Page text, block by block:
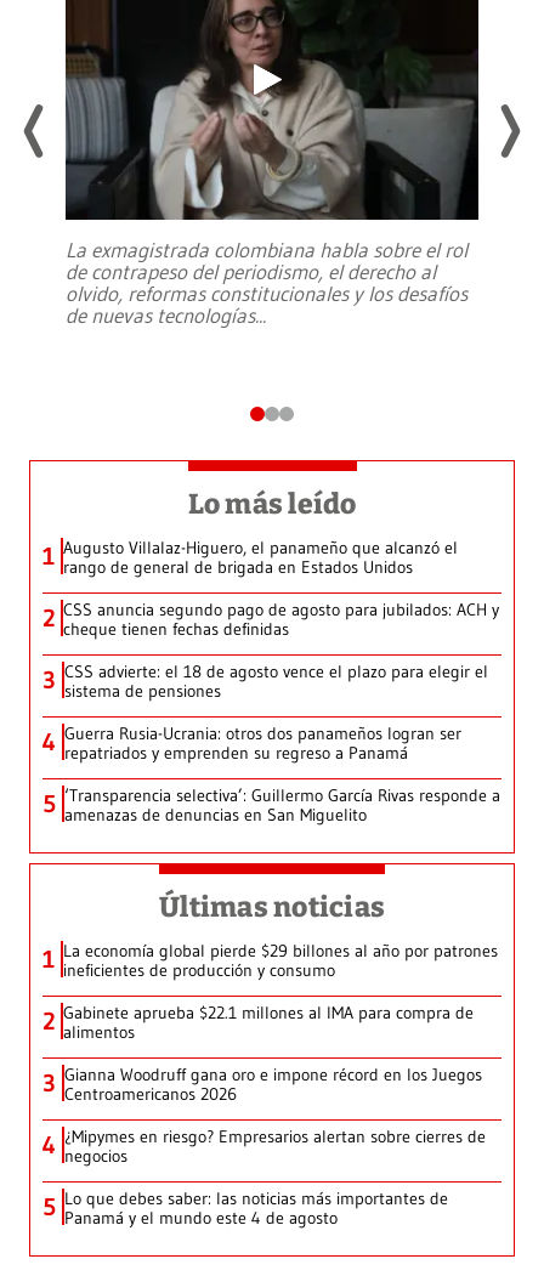
La exmagistrada colombiana habla sobre el rol
de contrapeso del periodismo, el derecho al
olvido, reformas constitucionales y los desafíos
de nuevas tecnologías...
Lo más leído
1 Augusto Villalaz-Higuero, el panameño que alcanzó el
rango de general de brigada en Estados Unidos
2 CSS anuncia segundo pago de agosto para jubilados: ACH y
cheque tienen fechas definidas
3 CSS advierte: el 18 de agosto vence el plazo para elegir el
sistema de pensiones
4 Guerra Rusia-Ucrania: otros dos panameños logran ser
repatriados y emprenden su regreso a Panamá
5 ‘Transparencia selectiva’: Guillermo García Rivas responde a
amenazas de denuncias en San Miguelito
Últimas noticias
1 La economía global pierde $29 billones al año por patrones
ineficientes de producción y consumo
2 Gabinete aprueba $22.1 millones al IMA para compra de
alimentos
3 Gianna Woodruff gana oro e impone récord en los Juegos
Centroamericanos 2026
4 ¿Mipymes en riesgo? Empresarios alertan sobre cierres de
negocios
5 Lo que debes saber: las noticias más importantes de
Panamá y el mundo este 4 de agosto